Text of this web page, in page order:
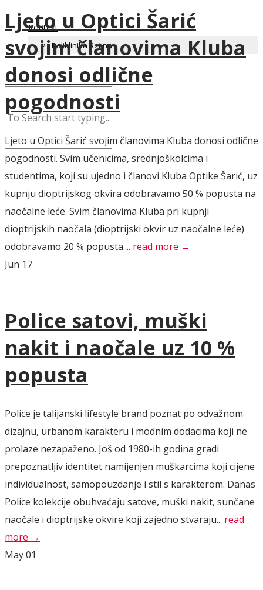
Kontakt
Poliklinika Retina
Ljeto u Optici Šarić
svojim članovima Kluba
donosi odlične
pogodnosti
Ljeto u Optici Šarić svojim članovima Kluba donosi odlične
pogodnosti. Svim učenicima, srednjoškolcima i
studentima, koji su ujedno i članovi Kluba Optike Šarić, uz
kupnju dioptrijskog okvira odobravamo 50 % popusta na
naočalne leće. Svim članovima Kluba pri kupnji
dioptrijskih naočala (dioptrijski okvir uz naočalne leće)
odobravamo 20 % popusta.... read more →
Jun 17
Police satovi, muški
nakit i naočale uz 10 %
popusta
Police je talijanski lifestyle brand poznat po odvažnom
dizajnu, urbanom karakteru i modnim dodacima koji ne
prolaze nezapaženo. Još od 1980-ih godina gradi
prepoznatljiv identitet namijenjen muškarcima koji cijene
individualnost, samopouzdanje i stil s karakterom. Danas
Police kolekcije obuhvaćaju satove, muški nakit, sunčane
naočale i dioptrijske okvire koji zajedno stvaraju... read
more →
May01